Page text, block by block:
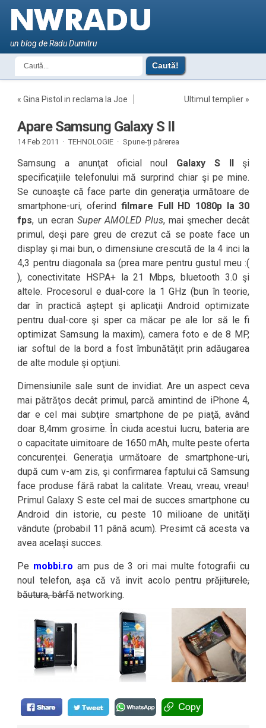
un blog de Radu Dumitru
«Gina Pistol in reclama la Joe Ultimul templier »
Apare Samsung Galaxy S II
14 Feb 2011 · TEHNOLOGIE · Spune-ți părerea
Samsung a anunţat oficial noul Galaxy S IIşi
specificaţiile telefonului mă surprind chiar şi pe mine.
Se cunoaşte că face parte din generaţia următoare de
smartphone-uri, oferind filmare Full HD 1080p la 30
fps, un ecran Super AMOLED Plus, mai şmecher decât
primul, deşi pare greu de crezut că se poate face un
display şi mai bun, o dimensiune crescută de la 4 inci la
4,3 pentru diagonala sa (prea mare pentru gustul meu :(
), conectivitate HSPA+ la 21 Mbps, bluetooth 3.0 şi
altele. Procesorul e dual-core la 1 GHz (bun în teorie,
dar în practică aştept şi aplicaţii Android optimizate
pentru dual-core şi sper ca măcar pe ale lor să le fi
optimizat Samsung la maxim), camera foto e de 8 MP,
iar softul de la bord a fost îmbunătăţit prin adăugarea
de alte module şi opţiuni.
Dimensiunile sale sunt de invidiat. Are un aspect ceva
mai pătrăţos decât primul, parcă amintind de iPhone 4,
dar e cel mai subţire smartphone de pe piaţă, având
doar 8,4mm grosime. În ciuda acestui lucru, bateria are
o capacitate uimitoare de 1650 mAh, multe peste oferta
concurenței. Generaţia următoare de smartphone-uri,
după cum v-am zis, şi confirmarea faptului că Samsung
face produse fără rabat la calitate. Vreau, vreau, vreau!
Primul Galaxy S este cel mai de succes smartphone cu
Android din istorie, cu peste 10 milioane de unităţi
vândute (probabil 11 până acum). Presimt că acesta va
avea acelaşi succes.
Pe mobbi.ro am pus de 3 ori mai multe fotografii cu
noul telefon, aşa că vă invit acolo pentruprăjiturele,
băutura, bârfănetworking.